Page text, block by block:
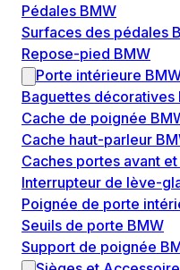
Pédales BMW
Surfaces des pédales
Repose-pied BMW
Porte intérieure
Baguettes décoratives
Cache de poignée
Cache haut-parleur
Caches portes avant
Interrupteur de lève-
Poignée de porte
Seuils de porte BMW
Support de poignée